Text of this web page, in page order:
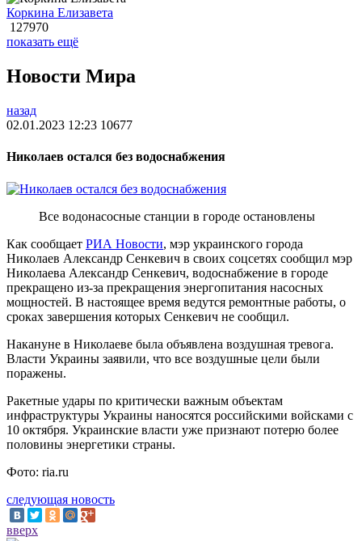
Коркина Елизавета
127970
показать ещё
Новости Мира
назад
02.01.2023 12:23 10677
Николаев остался без водоснабжения
Все водонасосные станции в городе остановлены
Как сообщает РИА Новости, мэр украинского города
Николаев Александр Сенкевич в своих соцсетях сообщил мэр
Николаева Александр Сенкевич, водоснабжение в городе
прекращено из-за прекращения энергопитания насосных
мощностей. В настоящее время ведутся ремонтные работы, о
сроках завершения которых Сенкевич не сообщил.
Накануне в Николаеве была объявлена воздушная тревога.
Власти Украины заявили, что все воздушные цели были
поражены.
Ракетные удары по критически важным объектам
инфраструктуры Украины наносятся российскими войсками с
10 октября. Украинские власти уже признают потерю более
половины энергетики страны.
Фото: ria.ru
следующая новость
вверх